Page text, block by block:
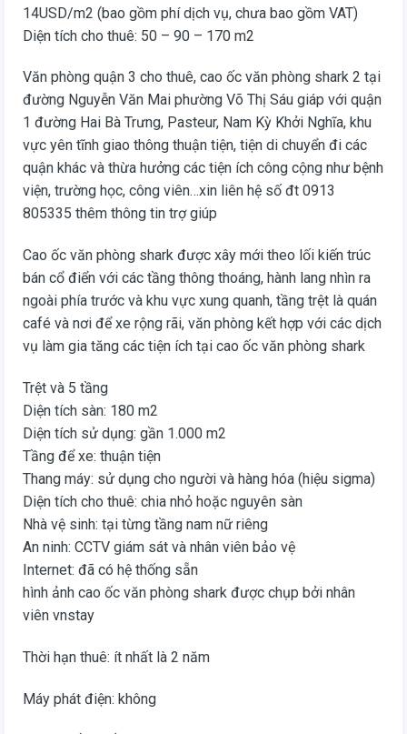
14USD/m2 (bao gồm phí dịch vụ, chưa bao gồm VAT)
Diện tích cho thuê: 50 – 90 – 170 m2
Văn phòng quận 3 cho thuê, cao ốc văn phòng shark 2 tại
đường Nguyễn Văn Mai phường Võ Thị Sáu giáp với quận
1 đường Hai Bà Trưng, Pasteur, Nam Kỳ Khởi Nghĩa, khu
vực yên tĩnh giao thông thuận tiện, tiện di chuyển đi các
quận khác và thừa hưởng các tiện ích công cộng như bệnh
viện, trường học, công viên…xin liên hệ số đt 0913
805335 thêm thông tin trợ giúp
Cao ốc văn phòng shark được xây mới theo lối kiến trúc
bán cổ điển với các tầng thông thoáng, hành lang nhìn ra
ngoài phía trước và khu vực xung quanh, tầng trệt là quán
café và nơi để xe rộng rãi, văn phòng kết hợp với các dịch
vụ làm gia tăng các tiện ích tại cao ốc văn phòng shark
Trệt và 5 tầng
Diện tích sàn: 180 m2
Diện tích sử dụng: gần 1.000 m2
Tầng để xe: thuận tiện
Thang máy: sử dụng cho người và hàng hóa (hiệu sigma)
Diện tích cho thuê: chia nhỏ hoặc nguyên sàn
Nhà vệ sinh: tại từng tầng nam nữ riêng
An ninh: CCTV giám sát và nhân viên bảo vệ
Internet: đã có hệ thống sẵn
hình ảnh cao ốc văn phòng shark được chụp bởi nhân
viên vnstay
Thời hạn thuê: ít nhất là 2 năm
Máy phát điện: không